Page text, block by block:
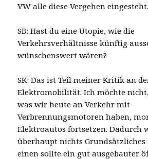
VW alle diese Vergehen eingesteht.
SB: Hast du eine Utopie, wie die
Verkehrsverhältnisse künftig
wünschenswert wären?
SK: Das ist Teil meiner Kritik an
Elektromobilität. Ich möchte
was wir heute an Verkehr mit
Verbrennungsmotoren haben,
Elektroautos fortsetzen. Dadurch
überhaupt nichts Grundsätzliches
einen sollte ein gut ausgebauter